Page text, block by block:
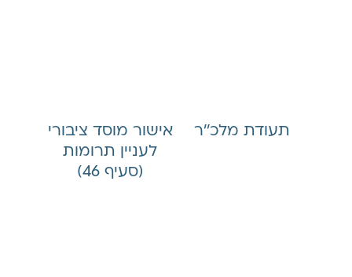
תעודת מלכ׳׳ר
אישור מוסד ציבורי
לעניין תרומות
(סעיף 46)